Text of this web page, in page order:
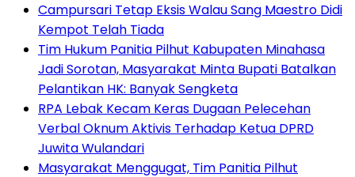
Campursari Tetap Eksis Walau Sang Maestro Didi
Kempot Telah Tiada
Tim Hukum Panitia Pilhut Kabupaten Minahasa
Jadi Sorotan, Masyarakat Minta Bupati Batalkan
Pelantikan HK: Banyak Sengketa
RPA Lebak Kecam Keras Dugaan Pelecehan
Verbal Oknum Aktivis Terhadap Ketua DPRD
Juwita Wulandari
Masyarakat Menggugat, Tim Panitia Pilhut